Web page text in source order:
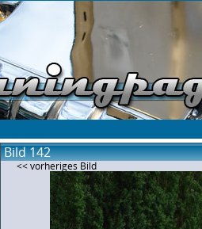
Bild 142
<< vorheriges Bild